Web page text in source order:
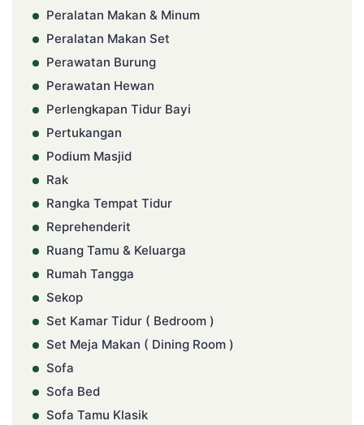
Peralatan Makan & Minum
Peralatan Makan Set
Perawatan Burung
Perawatan Hewan
Perlengkapan Tidur Bayi
Pertukangan
Podium Masjid
Rak
Rangka Tempat Tidur
Reprehenderit
Ruang Tamu & Keluarga
Rumah Tangga
Sekop
Set Kamar Tidur ( Bedroom )
Set Meja Makan ( Dining Room )
Sofa
Sofa Bed
Sofa Tamu Klasik